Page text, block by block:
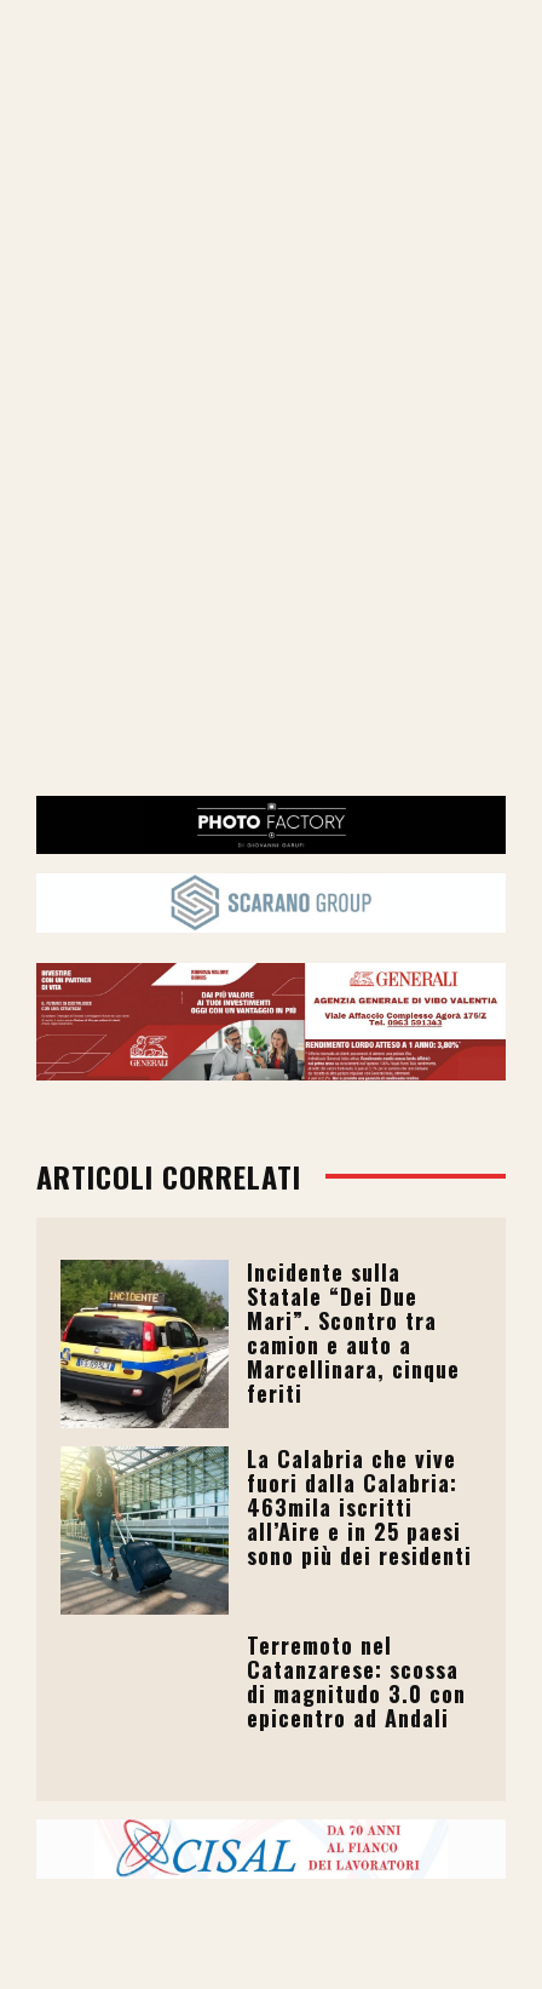
ARTICOLI CORRELATI
Incidente sulla
Statale “Dei Due
Mari”. Scontro tra
camion e auto a
Marcellinara, cinque
feriti
La Calabria che vive
fuori dalla Calabria:
463mila iscritti
all’Aire e in 25 paesi
sono più dei residenti
Terremoto nel
Catanzarese: scossa
di magnitudo 3.0 con
epicentro ad Andali